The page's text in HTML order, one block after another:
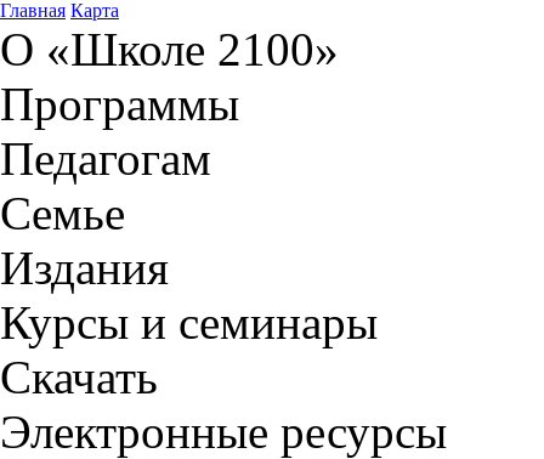
Главная Карта
О «Школе 2100»
Программы
Педагогам
Семье
Издания
Курсы и семинары
Скачать
Электронные ресурсы